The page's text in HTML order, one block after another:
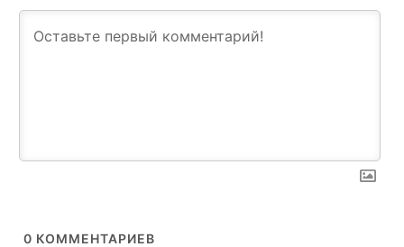
0 КОММЕНТАРИЕВ